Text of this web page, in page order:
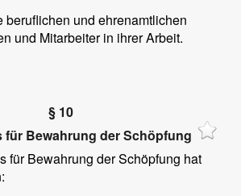
beruflichen und ehrenamtlichen
und Mitarbeiter in ihrer Arbeit.
§ 10
für Bewahrung der Schöpfung
für Bewahrung der Schöpfung hat